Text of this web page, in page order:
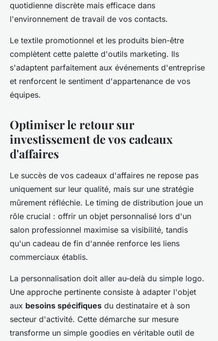
quotidienne discrète mais efficace dans
l'environnement de travail de vos contacts.
Le textile promotionnel et les produits bien-être
complètent cette palette d'outils marketing. Ils
s'adaptent parfaitement aux événements d'entreprise
et renforcent le sentiment d'appartenance de vos
équipes.
Optimiser le retour sur
investissement de vos cadeaux
d'affaires
Le succès de vos cadeaux d'affaires ne repose pas
uniquement sur leur qualité, mais sur une stratégie
mûrement réfléchie. Le timing de distribution joue un
rôle crucial : offrir un objet personnalisé lors d'un
salon professionnel maximise sa visibilité, tandis
qu'un cadeau de fin d'année renforce les liens
commerciaux établis.
La personnalisation doit aller au-delà du simple logo.
Une approche pertinente consiste à adapter l'objet
aux besoins spécifiques du destinataire et à son
secteur d'activité. Cette démarche sur mesure
transforme un simple goodies en véritable outil de